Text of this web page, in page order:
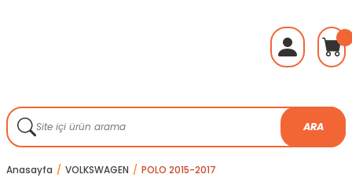
ARA
Anasayfa VOLKSWAGEN POLO 2015-2017